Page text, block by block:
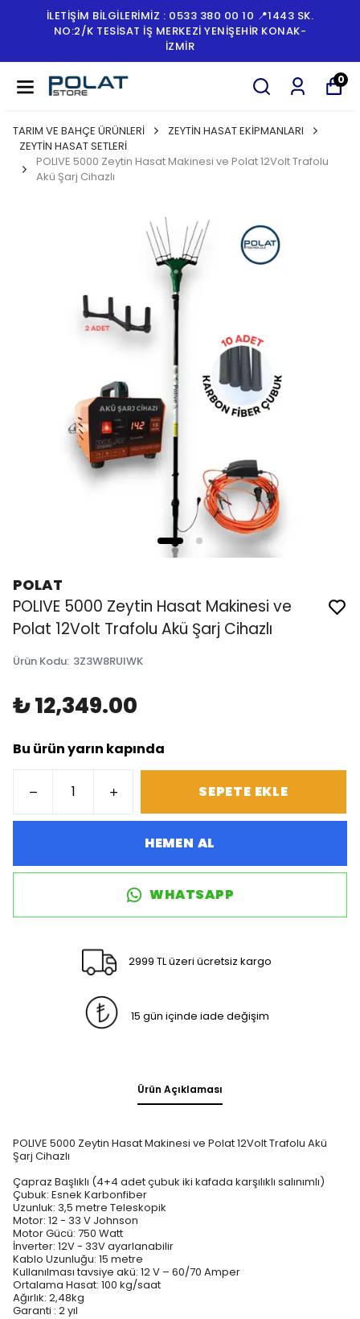
İLETİŞİM BİLGİLERİMİZ : 0533 380 00 10 📍1443 SK.
NO:2/K TESISAT İŞ MERKEZI YENIŞEHIR KONAK-
İZMİR
0
TARIM VE BAHÇE ÜRÜNLERİ
ZEYTİN HASAT EKİPMANLARI
ZEYTİN HASAT SETLERİ
POLIVE 5000 Zeytin Hasat Makinesi ve Polat 12Volt Trafolu
Akü Şarj Cihazlı
POLAT
POLIVE 5000 Zeytin Hasat Makinesi ve
Polat 12Volt Trafolu Akü Şarj Cihazlı
Ürün Kodu: 3Z3W8RUIWK
₺ 12,349.00
Bu ürün yarın kapında
SEPETE EKLE
HEMEN AL
WHATSAPP
2999 TL üzeri ücretsiz kargo
15 gün içinde iade değişim
Ürün Açıklaması
POLIVE 5000 Zeytin Hasat Makinesi ve Polat 12Volt Trafolu Akü
Şarj Cihazlı
Çapraz Başlıklı (4+4 adet çubuk iki kafada karşılıklı salınımlı)
Çubuk: Esnek Karbonfiber
Uzunluk: 3,5 metre Teleskopik
Motor: 12 - 33 V Johnson
Motor Gücü: 750 Watt
İnverter: 12V - 33V ayarlanabilir
Kablo Uzunluğu: 15 metre
Kullanılması tavsiye akü: 12 V – 60/70 Amper
Ortalama Hasat: 100 kg/saat
Ağırlık: 2,48kg
Garanti : 2 yıl